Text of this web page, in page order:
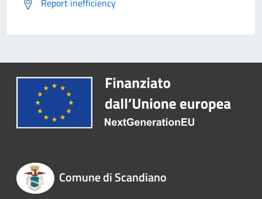
Report inefficiency
Comune di Scandiano